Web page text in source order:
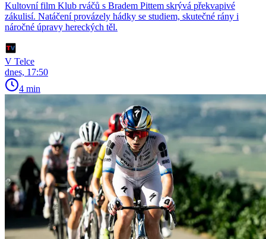
Kultovní film Klub rváčů s Bradem Pittem skrývá překvapivé
zákulisí. Natáčení provázely hádky se studiem, skutečné rány i
náročné úpravy hereckých těl.
V Telce
dnes, 17:50
4 min